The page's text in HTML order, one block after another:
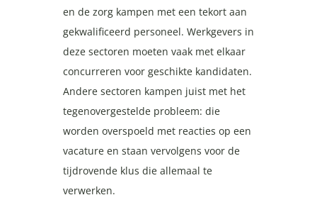
en de zorg kampen met een tekort aan
gekwalificeerd personeel. Werkgevers in
deze sectoren moeten vaak met elkaar
concurreren voor geschikte kandidaten.
Andere sectoren kampen juist met het
tegenovergestelde probleem: die
worden overspoeld met reacties op een
vacature en staan vervolgens voor de
tijdrovende klus die allemaal te
verwerken.